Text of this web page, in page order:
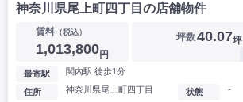
神奈川県尾上町四丁目の店舗物件
賃料 （税込）
1,013,800円
坪数40.07坪
最寄駅 関內駅 徒歩1分
住所 神奈川県尾上町四丁目 状態 -